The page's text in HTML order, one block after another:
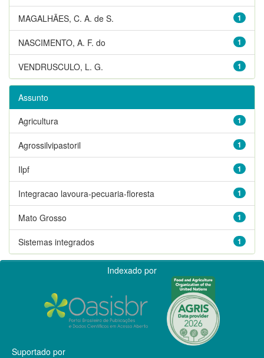
1
MAGALHÃES, C. A. de S.
1
NASCIMENTO, A. F. do
1
VENDRUSCULO, L. G.
Assunto
1
Agricultura
1
Agrossilvipastoril
1
Ilpf
1
Integracao lavoura-pecuaria-floresta
1
Mato Grosso
1
Sistemas integrados
Indexado por
Suportado por